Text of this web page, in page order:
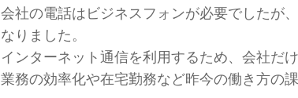
会社の電話はビジネスフォンが必要でしたが
なりました。
インターネット通信を利用するため、会社だ
業務の効率化や在宅勤務など昨今の働き方の